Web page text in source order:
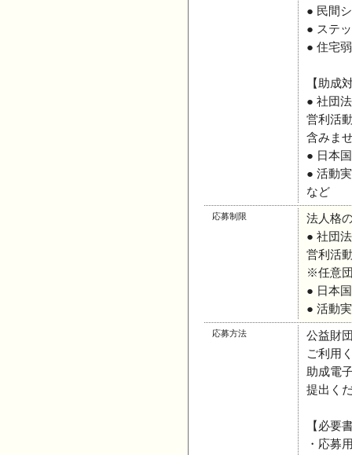
● 民間
● ステ
● 住宅
【助成
● 社団
営利活
含みま
● 日本
● 活動
など
応募制限
法人格
● 社団
営利活
※任意
● 日本
● 活動
応募方法
公益財
ご利用
助成電
提出く
【必要
・応募